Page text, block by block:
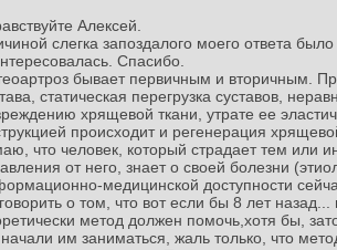
Алексей.
слегка запоздалого моего ответа
Спасибо.
бывает первичным и вторичным.
статическая перегрузка суставов,
хрящевой ткани, утрате ее
происходит и регенерация
что человек, который страдает тем или
от него, знает о своей болезни
медицинской доступности
о том, что вот если бы 8 лет
метод должен помочь,хотя бы,
им заниматься, жаль только, что